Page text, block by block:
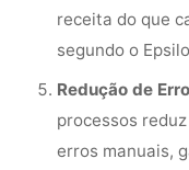
receita do que
segundo o
Redução de
processos
erros manuais,